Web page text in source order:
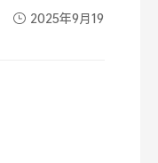
2025年9月19